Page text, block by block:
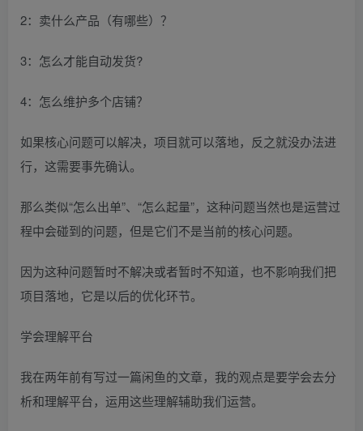
2：卖什么产品（有哪些）？
3：怎么才能自动发货?
4：怎么维护多个店铺？
如果核心问题可以解决，项目就可以落地，反之就没办法进
行，这需要事先确认。
那么类似“怎么出单”、“怎么起量”，这种问题当然也是运营过
程中会碰到的问题，但是它们不是当前的核心问题。
因为这种问题暂时不解决或者暂时不知道，也不影响我们把
项目落地，它是以后的优化环节。
学会理解平台
我在两年前有写过一篇闲鱼的文章，我的观点是要学会去分
析和理解平台，运用这些理解辅助我们运营。